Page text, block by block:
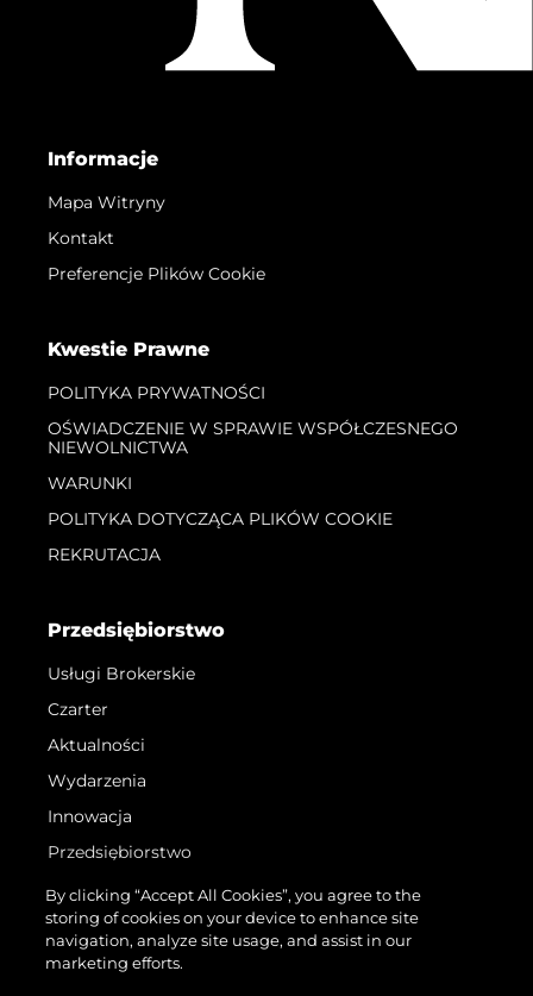
Informacje
Mapa Witryny
Kontakt
Preferencje Plików Cookie
Kwestie Prawne
POLITYKA PRYWATNOŚCI
OŚWIADCZENIE W SPRAWIE WSPÓŁCZESNEGO
NIEWOLNICTWA
WARUNKI
POLITYKA DOTYCZĄCA PLIKÓW COOKIE
REKRUTACJA
Przedsiębiorstwo
Usługi Brokerskie
Czarter
Aktualności
Wydarzenia
Innowacja
Przedsiębiorstwo
Zespół
Styl Życia
Tradycja
By clicking “Accept All Cookies”, you agree to the
storing of cookies on your device to enhance site
navigation, analyze site usage, and assist in our
marketing efforts.